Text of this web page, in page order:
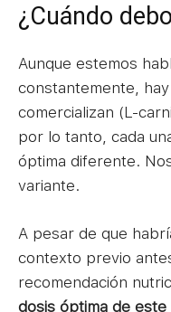
¿Cuándo
Aunque estemos
constantemente,
comercializan (L-
por lo tanto, cada
óptima diferente.
variante.
A pesar de que
contexto previo
recomendación
dosis óptima de